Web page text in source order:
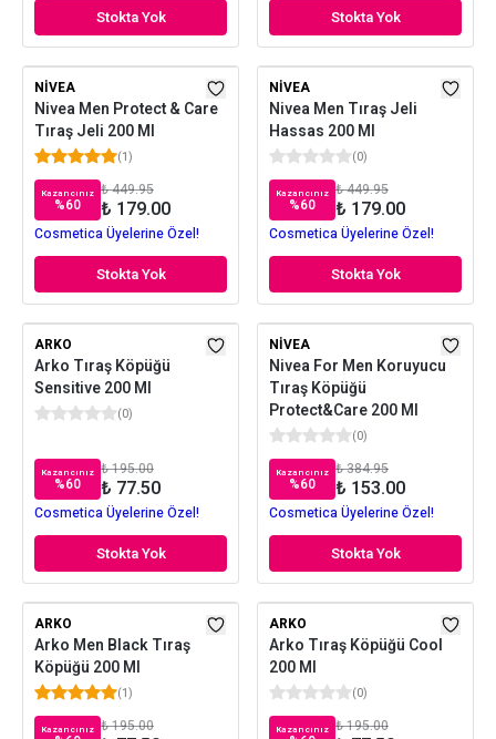
Stokta Yok Stokta Yok
NIVEA
Nivea Men Protect & Care
Tıraş Jeli 200 Ml
(1)
Kazancınız
%60
₺ 449.95
₺ 179.00
Cosmetica Üyelerine Özel!
Stokta Yok
NIVEA
Nivea Men Tıraş Jeli
Hassas 200 Ml
(0)
Kazancınız
%60
₺ 449.95
₺ 179.00
Cosmetica Üyelerine Özel!
Stokta Yok
ARKO
Arko Tıraş Köpüğü
Sensitive 200 Ml
(0)
Kazancınız
%60
₺ 195.00
₺ 77.50
Cosmetica Üyelerine Özel!
Stokta Yok
NIVEA
Nivea For Men Koruyucu
Tıraş Köpüğü
Protect&Care 200 Ml
(0)
Kazancınız
%60
₺ 384.95
₺ 153.00
Cosmetica Üyelerine Özel!
Stokta Yok
ARKO
Arko Men Black Tıraş
Köpüğü 200 Ml
(1)
Kazancınız ₺ 195.00
ARKO
Arko Tıraş Köpüğü Cool
200 Ml
(0)
Kazancınız ₺ 195.00